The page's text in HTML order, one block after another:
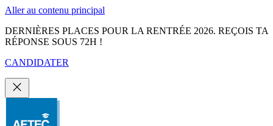
Aller au contenu principal
DERNIÈRES PLACES POUR LA RENTRÉE 2026. REÇOIS TA
RÉPONSE SOUS 72H !
CANDIDATER